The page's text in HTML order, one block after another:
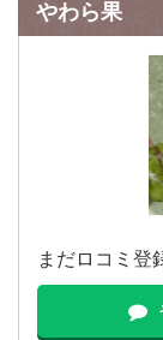
やわら果
まだロコミ登